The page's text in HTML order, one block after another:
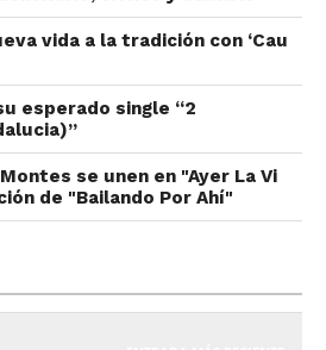
vida a la tradición con ‘Cau
esperado single “2
se unen en "Ayer La Vi
de "Bailando Por Ahí"